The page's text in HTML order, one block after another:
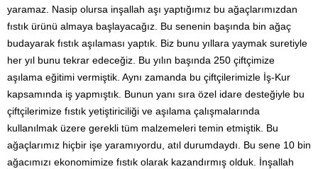
yaramaz. Nasip olursa inşallah aşı yaptığımız bu ağaçlarımızdan
fıstık ürünü almaya başlayacağız. Bu senenin başında bin ağaç
budayarak fıstık aşılaması yaptık. Biz bunu yıllara yaymak suretiyle
her yıl bunu tekrar edeceğiz. Bu yılın başında 250 çiftçimize
aşılama eğitimi vermiştik. Aynı zamanda bu çiftçilerimizle İş-Kur
kapsamında iş yapmıştık. Bunun yanı sıra özel idare desteğiyle bu
çiftçilerimize fıstık yetiştiriciliği ve aşılama çalışmalarında
kullanılmak üzere gerekli tüm malzemeleri temin etmiştik. Bu
ağaçlarımız hiçbir işe yaramıyordu, atıl durumdaydı. Bu sene 10 bin
ağacımızı ekonomimize fıstık olarak kazandırmış olduk. İnşallah